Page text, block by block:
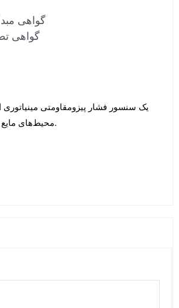
گواهی
گواهی
محیط‌های مایع و گازی در محدوده فشار کم تا متوسط طراحی شده است.